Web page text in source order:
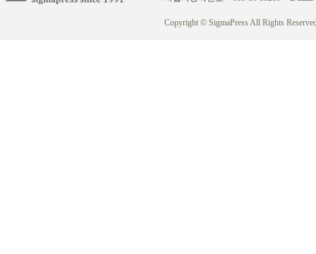
Copyright © SigmaPress All Rights